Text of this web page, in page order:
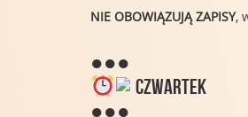
NIE OBOWIĄZUJĄ ZAPISY,
●●●
CZWARTEK
●●●